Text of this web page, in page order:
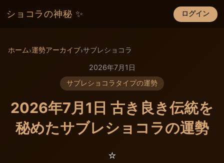
ショコラの神秘 ✨ ログイン
×
ホーム›運勢アーカイブ›サブレショコラ
2026年7月1日
サブレショコラタイプの運勢
2026年7月1日 古き良き伝統を
秘めたサブレショコラの運勢
⭐️